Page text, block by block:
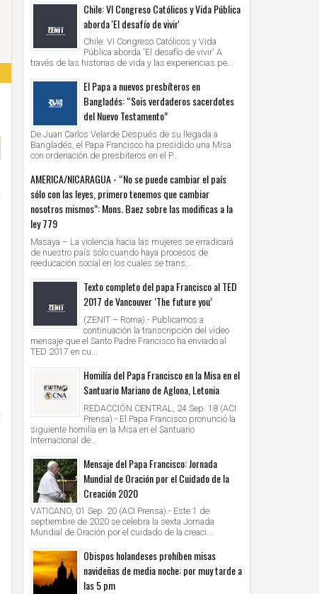
Chile: VI Congreso Católicos y Vida Pública
aborda 'El desafío de vivir'
Chile: VI Congreso Católicos y Vida
Pública aborda 'El desafío de vivir' A
través de las historias de vida y las experiencias pe...
El Papa a nuevos presbíteros en
Bangladés: “Sois verdaderos sacerdotes
del Nuevo Testamento”
De Juan Carlos Velarde Después de su llegada a
Bangladés, el Papa Francisco ha presidido una Misa
con ordenación de presbíteros en el P...
AMERICA/NICARAGUA - “No se puede cambiar el país
sólo con las leyes, primero tenemos que cambiar
nosotros mismos”: Mons. Baez sobre las modificas a la
ley 779
Masaya – La violencia hacia las mujeres se erradicará
de nuestro país sólo cuando haya procesos de
reeducación social en los cuales se trans...
Texto completo del papa Francisco al TED
2017 de Vancouver ‘The future you’
(ZENIT – Roma).- Publicamos a
continuación la transcripción del vídeo
mensaje que el Santo Padre Francisco ha enviado al
TED 2017 en cu...
Homilía del Papa Francisco en la Misa en el
Santuario Mariano de Aglona, Letonia
REDACCIÓN CENTRAL, 24 Sep. 18 (ACI
Prensa).- El Papa Francisco pronunció la
siguiente homilía en la Misa en el Santuario
Internacional de...
Mensaje del Papa Francisco: Jornada
Mundial de Oración por el Cuidado de la
Creación 2020
VATICANO, 01 Sep. 20 (ACI Prensa).- Este 1 de
septiembre de 2020 se celebra la sexta Jornada
Mundial de Oración por el cuidado de la creaci...
Obispos holandeses prohíben misas
navideñas de media noche: por muy tarde a
las 5 pm